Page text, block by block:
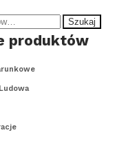
Szukaj
produktów